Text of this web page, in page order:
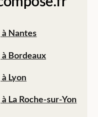
à Nantes
à Bordeaux
à Lyon
à La Roche-sur-Yon